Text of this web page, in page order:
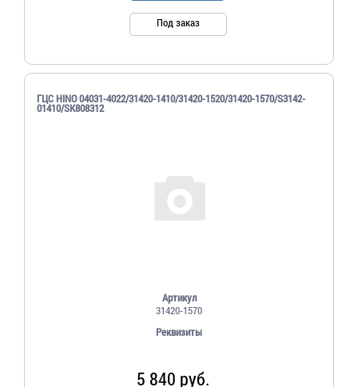
Под заказ
ГЦС HINO 04031-4022/31420-1410/31420-1520/31420-1570/S3142-
01410/SK808312
Артикул
31420-1570
Реквизиты
5 840 руб.